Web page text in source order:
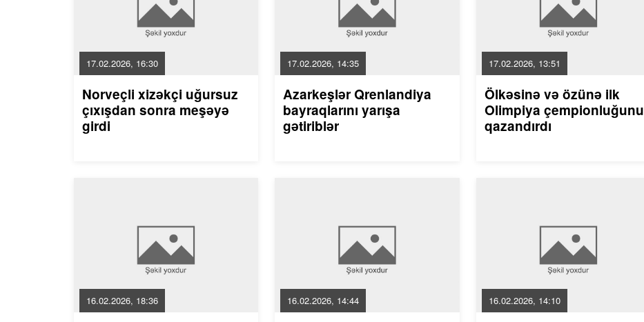
17.02.2026, 16:30
Norveçli xizəkçi uğursuz
çıxışdan sonra meşəyə
girdi
17.02.2026, 14:35
Azarkeşlər Qrenlandiya
bayraqlarını yarışa
gətiriblər
17.02.2026, 13:51
Ölkəsinə və özünə ilk
Olimpiya çempionluğunu
qazandırdı
16.02.2026, 18:36 16.02.2026, 14:44 16.02.2026, 14:10